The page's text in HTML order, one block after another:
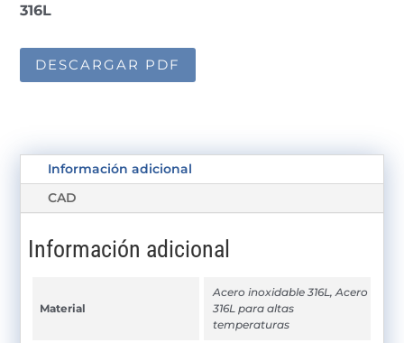
316L
DESCARGAR PDF
Información adicional
CAD
Información adicional
Material
Acero inoxidable 316L, Acero
316L para altas
temperaturas